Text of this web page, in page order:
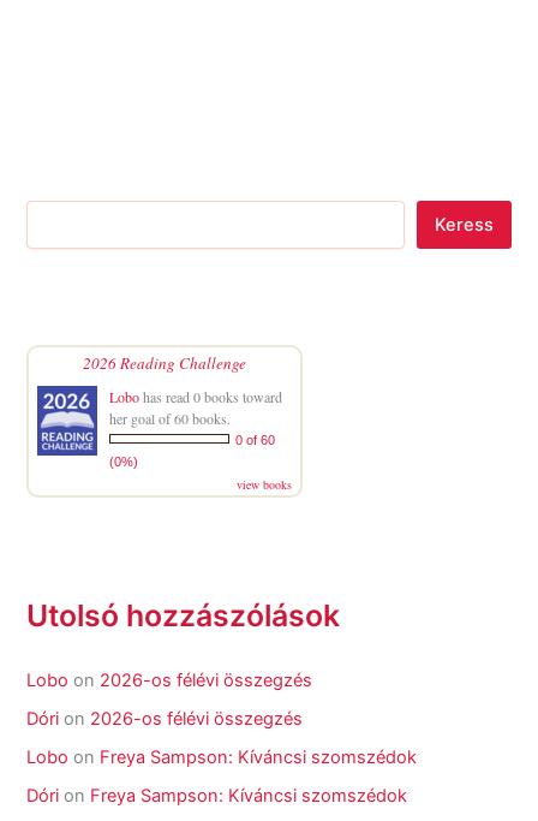
Keress
2026 Reading Challenge
Lobohas read 0 books toward
her goal of 60 books.
0 of 60
(0%)
view books
Utolsó hozzászólások
Lobo on 2026-os félévi összegzés
Dóri on 2026-os félévi összegzés
Lobo on Freya Sampson: Kíváncsi szomszédok
Dóri on Freya Sampson: Kíváncsi szomszédok